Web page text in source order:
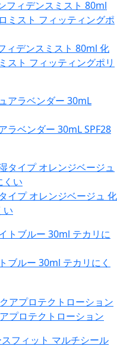
デンスミスト 80ml 化
スト フィッティングポリ
ラベンダー 30mL SPF28
イプ オレンジベージュ 化
い
ブルー 30ml テカリにく
プロテクトローション